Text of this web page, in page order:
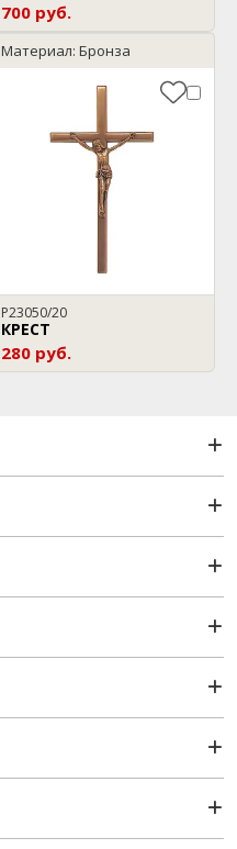
700 руб.
Материал: Бронза
P23050/20
КРЕСТ
280 руб.